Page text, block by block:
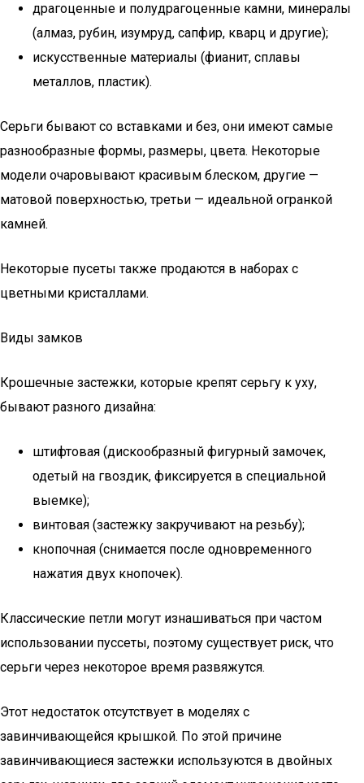
драгоценные и полудрагоценные камни, минералы
(алмаз, рубин, изумруд, сапфир, кварц и другие);
искусственные материалы (фианит, сплавы
металлов, пластик).
Серьги бывают со вставками и без, они имеют самые
разнообразные формы, размеры, цвета. Некоторые
модели очаровывают красивым блеском, другие —
матовой поверхностью, третьи — идеальной огранкой
камней.
Некоторые пусеты также продаются в наборах с
цветными кристаллами.
Виды замков
Крошечные застежки, которые крепят серьгу к уху,
бывают разного дизайна:
штифтовая (дискообразный фигурный замочек,
одетый на гвоздик, фиксируется в специальной
выемке);
винтовая (застежку закручивают на резьбу);
кнопочная (снимается после одновременного
нажатия двух кнопочек).
Классические петли могут изнашиваться при частом
использовании пуссеты, поэтому существует риск, что
серьги через некоторое время развяжутся.
Этот недостаток отсутствует в моделях с
завинчивающейся крышкой. По этой причине
завинчивающиеся застежки используются в двойных